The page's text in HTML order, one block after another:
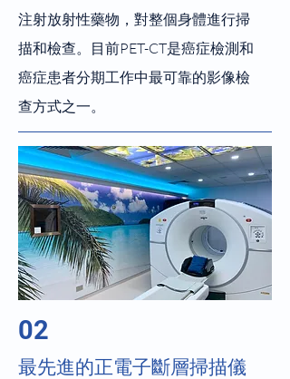
注射放射性藥物，對整個身體進行掃
描和檢查。目前PET-CT是癌症檢測和
癌症患者分期工作中最可靠的影像檢
查方式之一。
02
最先進的正電子斷層掃描儀